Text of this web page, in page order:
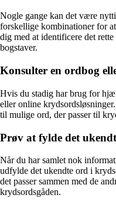
Nogle gange kan det være
forskellige kombinationer for
dig med at identificere det
bogstaver.
Konsulter en ordbog
Hvis du stadig har brug for
eller online
til mulige ord, der passer til
Prøv at fylde det
Når du har samlet nok
udfylde det ukendte ord i
det passer sammen med de
krydsordsgåden.